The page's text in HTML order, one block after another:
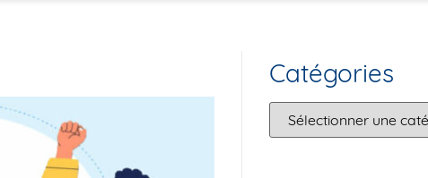
Catégories